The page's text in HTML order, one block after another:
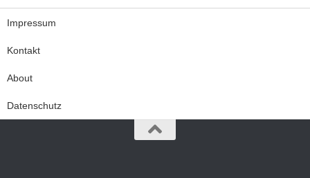
Impressum
Kontakt
About
Datenschutz